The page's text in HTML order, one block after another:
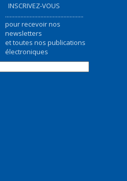
INSCRIVEZ-VOUS
...................................................
pour recevoir nos
newsletters
et toutes nos publications
électroniques